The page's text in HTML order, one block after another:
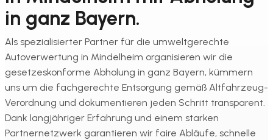
in ganz Bayern.
Als spezialisierter Partner für die umweltgerechte
Autoverwertung in Mindelheim organisieren wir die
gesetzeskonforme Abholung in ganz Bayern, kümmern
uns um die fachgerechte Entsorgung gemäß Altfahrzeug-
Verordnung und dokumentieren jeden Schritt transparent.
Dank langjähriger Erfahrung und einem starken
Partnernetzwerk garantieren wir faire Abläufe, schnelle